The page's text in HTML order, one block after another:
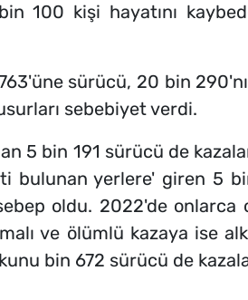
100 kişi hayatını
sürücü, 20 bin
sebebiyet verdi.
5 bin 191 sürücü de
bulunan yerlere' giren 5
oldu. 2022'de onlarca
ve ölümlü kazaya ise
bin 672 sürücü de